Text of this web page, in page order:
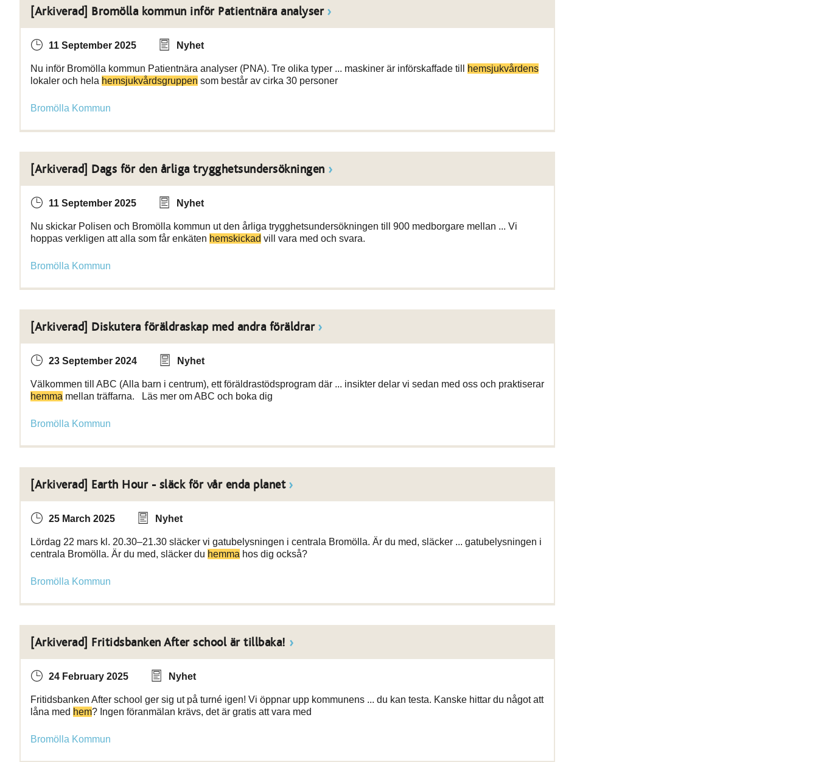
[Arkiverad] Bromölla kommun inför Patientnära analyser
11 September 2025 Nyhet
Nu inför Bromölla kommun Patientnära analyser (PNA). Tre olika typer ... maskiner är införskaffade till
hemsjukvårdens
lokaler och hela hemsjukvårdsgruppen som består av cirka 30 personer
Bromölla Kommun
[Arkiverad] Dags för den årliga trygghetsundersökningen
11 September 2025 Nyhet
Nu skickar Polisen och Bromölla kommun ut den årliga trygghetsundersökningen till 900 medborgare mellan ... Vi
hoppas verkligen att alla som får enkäten hemskickad vill vara med och svara.
Bromölla Kommun
[Arkiverad] Diskutera föräldraskap med andra föräldrar
23 September 2024 Nyhet
Välkommen till ABC (Alla barn i centrum), ett föräldrastödsprogram där ... insikter delar vi sedan med oss och praktiserar
hemma mellan träffarna. Läs mer om ABC och boka dig
Bromölla Kommun
[Arkiverad] Earth Hour - släck för vår enda planet
25 March 2025 Nyhet
Lördag 22 mars kl. 20.30–21.30 släcker vi gatubelysningen i centrala Bromölla. Är du med, släcker ... gatubelysningen i
centrala Bromölla. Är du med, släcker du hemma hos dig också?
Bromölla Kommun
[Arkiverad] Fritidsbanken After school är tillbaka!
24 February 2025 Nyhet
Fritidsbanken After school ger sig ut på turné igen! Vi öppnar upp kommunens ... du kan testa. Kanske hittar du något att
låna med hem? Ingen föranmälan krävs, det är gratis att vara med
Bromölla Kommun